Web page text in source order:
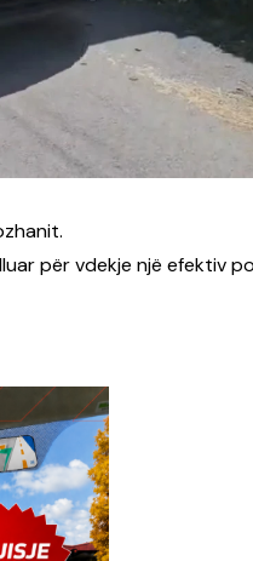
RELAKS
RETRO
për vdekje një efektiv